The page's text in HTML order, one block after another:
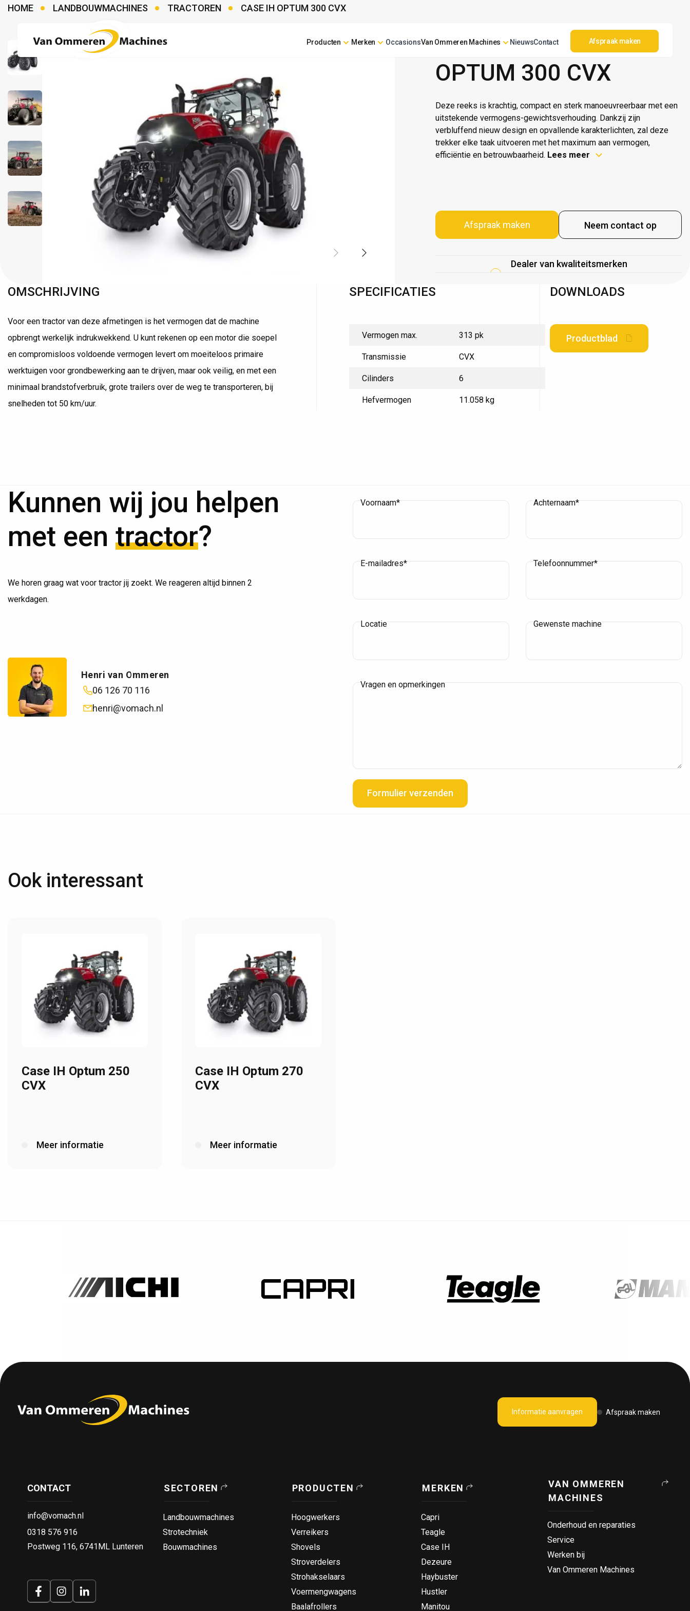
Producten Merken OccasionsVan Ommeren Machines NieuwsContact Afspraak maken
HOME LANDBOUWMACHINES TRACTOREN CASE IH OPTUM 300 CVX
CASE IH
OPTUM 300 CVX
Deze reeks is krachtig, compact en sterk manoeuvreerbaar met een
uitstekende vermogens-gewichtsverhouding. Dankzij zijn
verbluffend nieuw design en opvallende karakterlichten, zal deze
trekker elke taak uitvoeren met het maximum aan vermogen,
efficiëntie en betrouwbaarheid. Lees meer
Afspraak maken Neem contact op
Dealer van kwaliteitsmerken
OMSCHRIJVING
Voor een tractor van deze afmetingen is het vermogen dat de machine
opbrengt werkelijk indrukwekkend. U kunt rekenen op een motor die soepel
en compromisloos voldoende vermogen levert om moeiteloos primaire
werktuigen voor grondbewerking aan te drijven, maar ook veilig, en met een
minimaal brandstofverbruik, grote trailers over de weg te transporteren, bij
snelheden tot 50 km/uur.
SPECIFICATIES
Vermogen max. 313 pk
Transmissie CVX
Cilinders 6
Hefvermogen 11.058 kg
DOWNLOADS
Productblad
Kunnen wij jou helpen
met een tractor?
We horen graag wat voor tractor jij zoekt. We reageren altijd binnen 2
werkdagen.
Henri van Ommeren
06 126 70 116
henri@vomach.nl
Voornaam* Achternaam*
E-mailadres* Telefoonnummer*
Locatie Gewenste machine
Vragen en opmerkingen
Formulier verzenden
Ook interessant
Case IH Optum 250
CVX
Meer informatie
Case IH Optum 270
CVX
Meer informatie
Informatie aanvragen Afspraak maken
CONTACT
info@vomach.nl
0318 576 916
Postweg 116, 6741ML Lunteren
SECTOREN
Landbouwmachines
Strotechniek
Bouwmachines
PRODUCTEN
Hoogwerkers
Verreikers
Shovels
Stroverdelers
Strohakselaars
Voermengwagens
Baalafrollers
MERKEN
Capri
Teagle
Case IH
Dezeure
Haybuster
Hustler
Manitou
VAN OMMEREN
MACHINES
Onderhoud en reparaties
Service
Werken bij
Van Ommeren Machines